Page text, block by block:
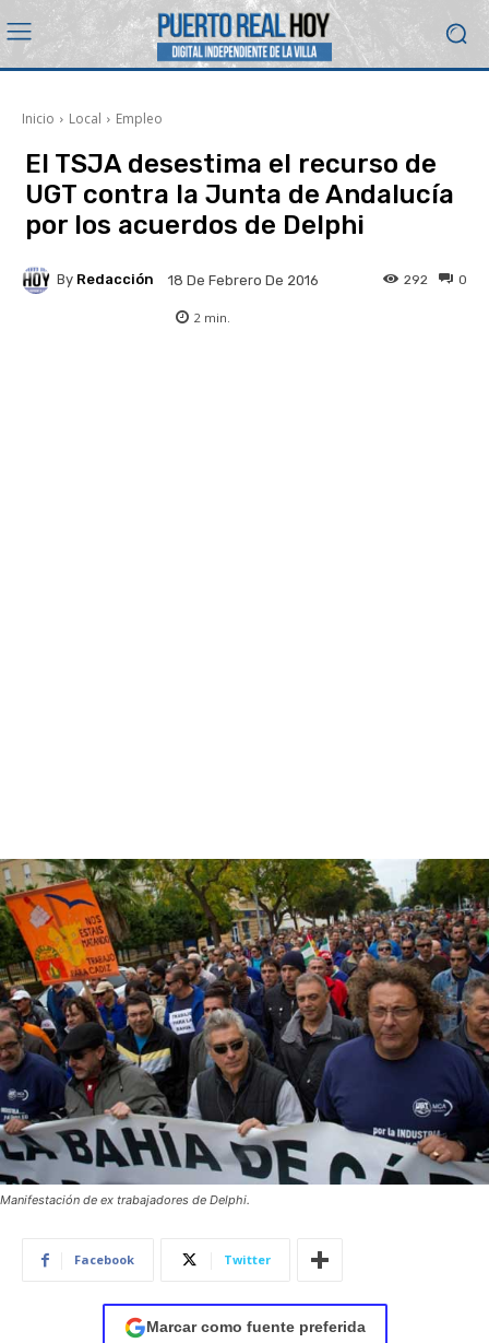
Inicio Local Empleo
El TSJA desestima el recurso de
UGT contra la Junta de Andalucía
por los acuerdos de Delphi
By Redacción 18 De Febrero De 2016 0
292
2 min.
Manifestación de ex trabajadores de Delphi.
Facebook Twitter
Marcar como fuente preferida